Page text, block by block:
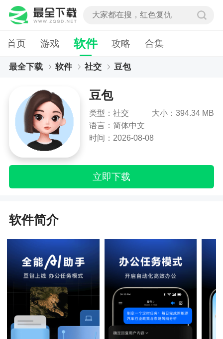
首页 游戏 软件 攻略 合集
最全下载 软件 社交 豆包
豆包
类型：社交
大小：394.34 MB
语言：简体中文
时间：2026-08-08
立即下载
软件简介